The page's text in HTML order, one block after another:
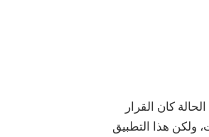
كان القرار
ولكن هذا التطبيق